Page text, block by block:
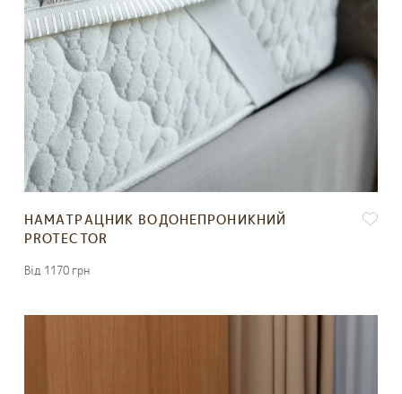
НАМАТРАЦНИК ВОДОНЕПРОНИКНИЙ
PROTECTOR
Вiд 1170 грн